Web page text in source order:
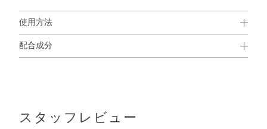
使用方法
使用方法
配合成分
ン酸／ステアリン酸／ロジン酸）ジペンタエリスリチル・
スタッフレビュー